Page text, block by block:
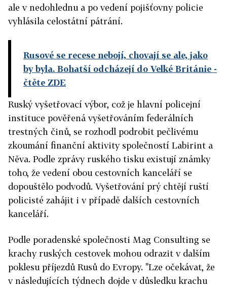
ale v nedohlednu a po vedení pojišťovny policie
vyhlásila celostátní pátrání.
Rusové se recese nebojí, chovají se ale, jako
by byla. Bohatší odcházejí do Velké Británie -
čtěte ZDE
Ruský vyšetřovací výbor, což je hlavní policejní
instituce pověřená vyšetřováním federálních
trestných činů, se rozhodl podrobit pečlivému
zkoumání finanční aktivity společností Labirint a
Něva. Podle zprávy ruského tisku existují známky
toho, že vedení obou cestovních kanceláří se
dopouštělo podvodů. Vyšetřování prý chtějí ruští
policisté zahájit i v případě dalších cestovních
kanceláří.
Podle poradenské společnosti Mag Consulting se
krachy ruských cestovek mohou odrazit v dalším
poklesu příjezdů Rusů do Evropy. "Lze očekávat, že
v následujících týdnech dojde v důsledku krachu